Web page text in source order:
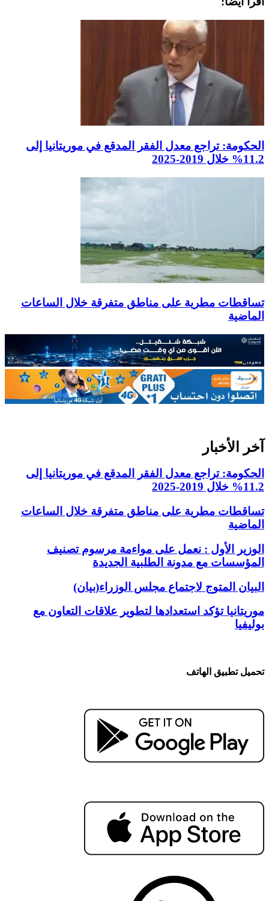
الحكومة: تراجع معدل الفقر المدقع في موريتانيا إلى
11.2% خلال 2019-2025
تساقطات مطرية على مناطق متفرقة خلال الساعات
الماضية
آخر الأخبار
الحكومة: تراجع معدل الفقر المدقع في موريتانيا إلى
11.2% خلال 2019-2025
تساقطات مطرية على مناطق متفرقة خلال الساعات
الماضية
الوزير الأول : نعمل على مواءمة مرسوم تصنيف
المؤسسات مع مدونة الطلبية الجديدة
البيان المتوج لاجتماع مجلس الوزراء(بيان)
موريتانيا تؤكد استعدادها لتطوير علاقات التعاون مع
بوليفيا
تحميل تطبيق الهاتف